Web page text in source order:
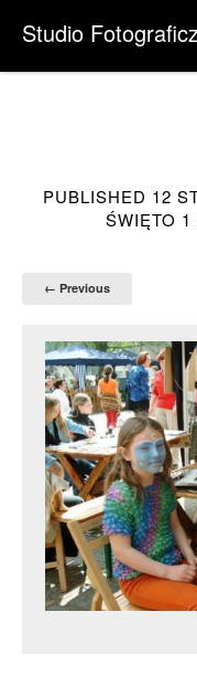
Studio
PUBLISHED 12
ŚWIĘTO
← Previous